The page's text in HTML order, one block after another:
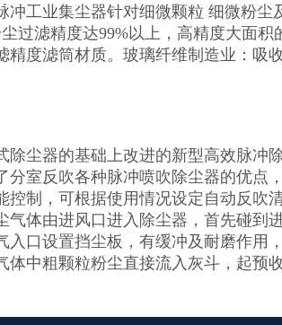
冲工业集尘器针对细微颗粒 细微粉
过滤精度达99%以上，高精度大面
精度滤筒材质。玻璃纤维制造业：吸
除尘器的基础上改进的新型高效脉冲
分室反吹各种脉冲喷吹除尘器的优点
控制，可根据使用情况设定自动反吹清
气体由进风口进入除尘器，首先碰到
入口设置挡尘板，有缓冲及耐磨作用
体中粗颗粒粉尘直接流入灰斗，起预